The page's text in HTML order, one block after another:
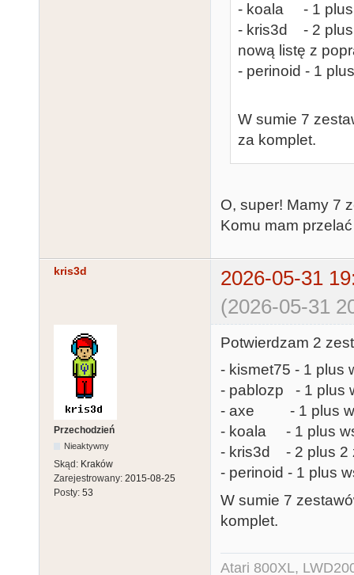
- koala - 1 plus
- kris3d - 2 plus
nową listę z
- perinoid - 1
W sumie 7
za komplet.
O, super! Mamy 7
Komu mam
kris3d
2026-05-31
(2026-05-31
Przechodzień
Nieaktywny
Skąd: Kraków
Zarejestrowany: 2015-08-25
Posty: 53
Potwierdzam 2
- kismet75 - 1 plus
- pablozp - 1 plus
- axe - 1 plus
- koala - 1 plus
- kris3d - 2 plus 2
- perinoid - 1 plus
W sumie 7
komplet.
Atari 800XL,